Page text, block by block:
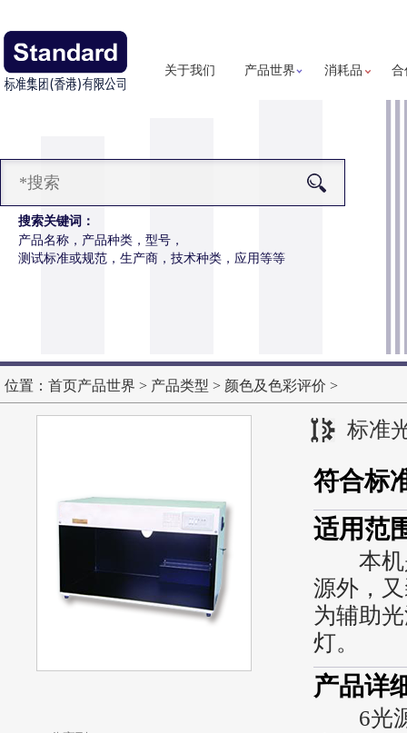
关于我们 产品世界 消耗品 合
搜索关键词：
产品名称，产品种类，型号，
测试标准或规范，生产商，技术种类，应用等等
位置： 首页产品世界 > 产品类型 > 颜色及色彩评价 >
标准
符合标
适用范
本机是
源外，
为辅助
灯。
产品详
6光源